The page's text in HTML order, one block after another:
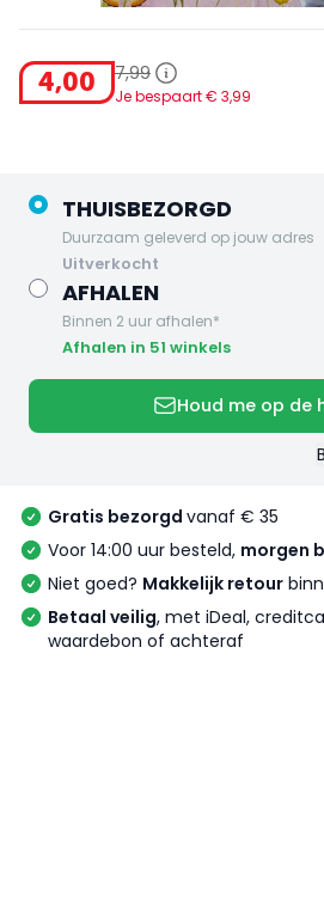
4,00 7,99
Je bespaart € 3,99
THUISBEZORGD
Duurzaam geleverd op jouw adres
uitverkocht
AFHALEN
Binnen 2 uur afhalen*
Afhalen in 51 winkels
Houd me op de
Gratis bezorgd vanaf € 35
Voor 14:00 uur besteld, morgen
Niet goed? Makkelijk retour
Betaal veilig, met iDeal,
waardebon of achteraf